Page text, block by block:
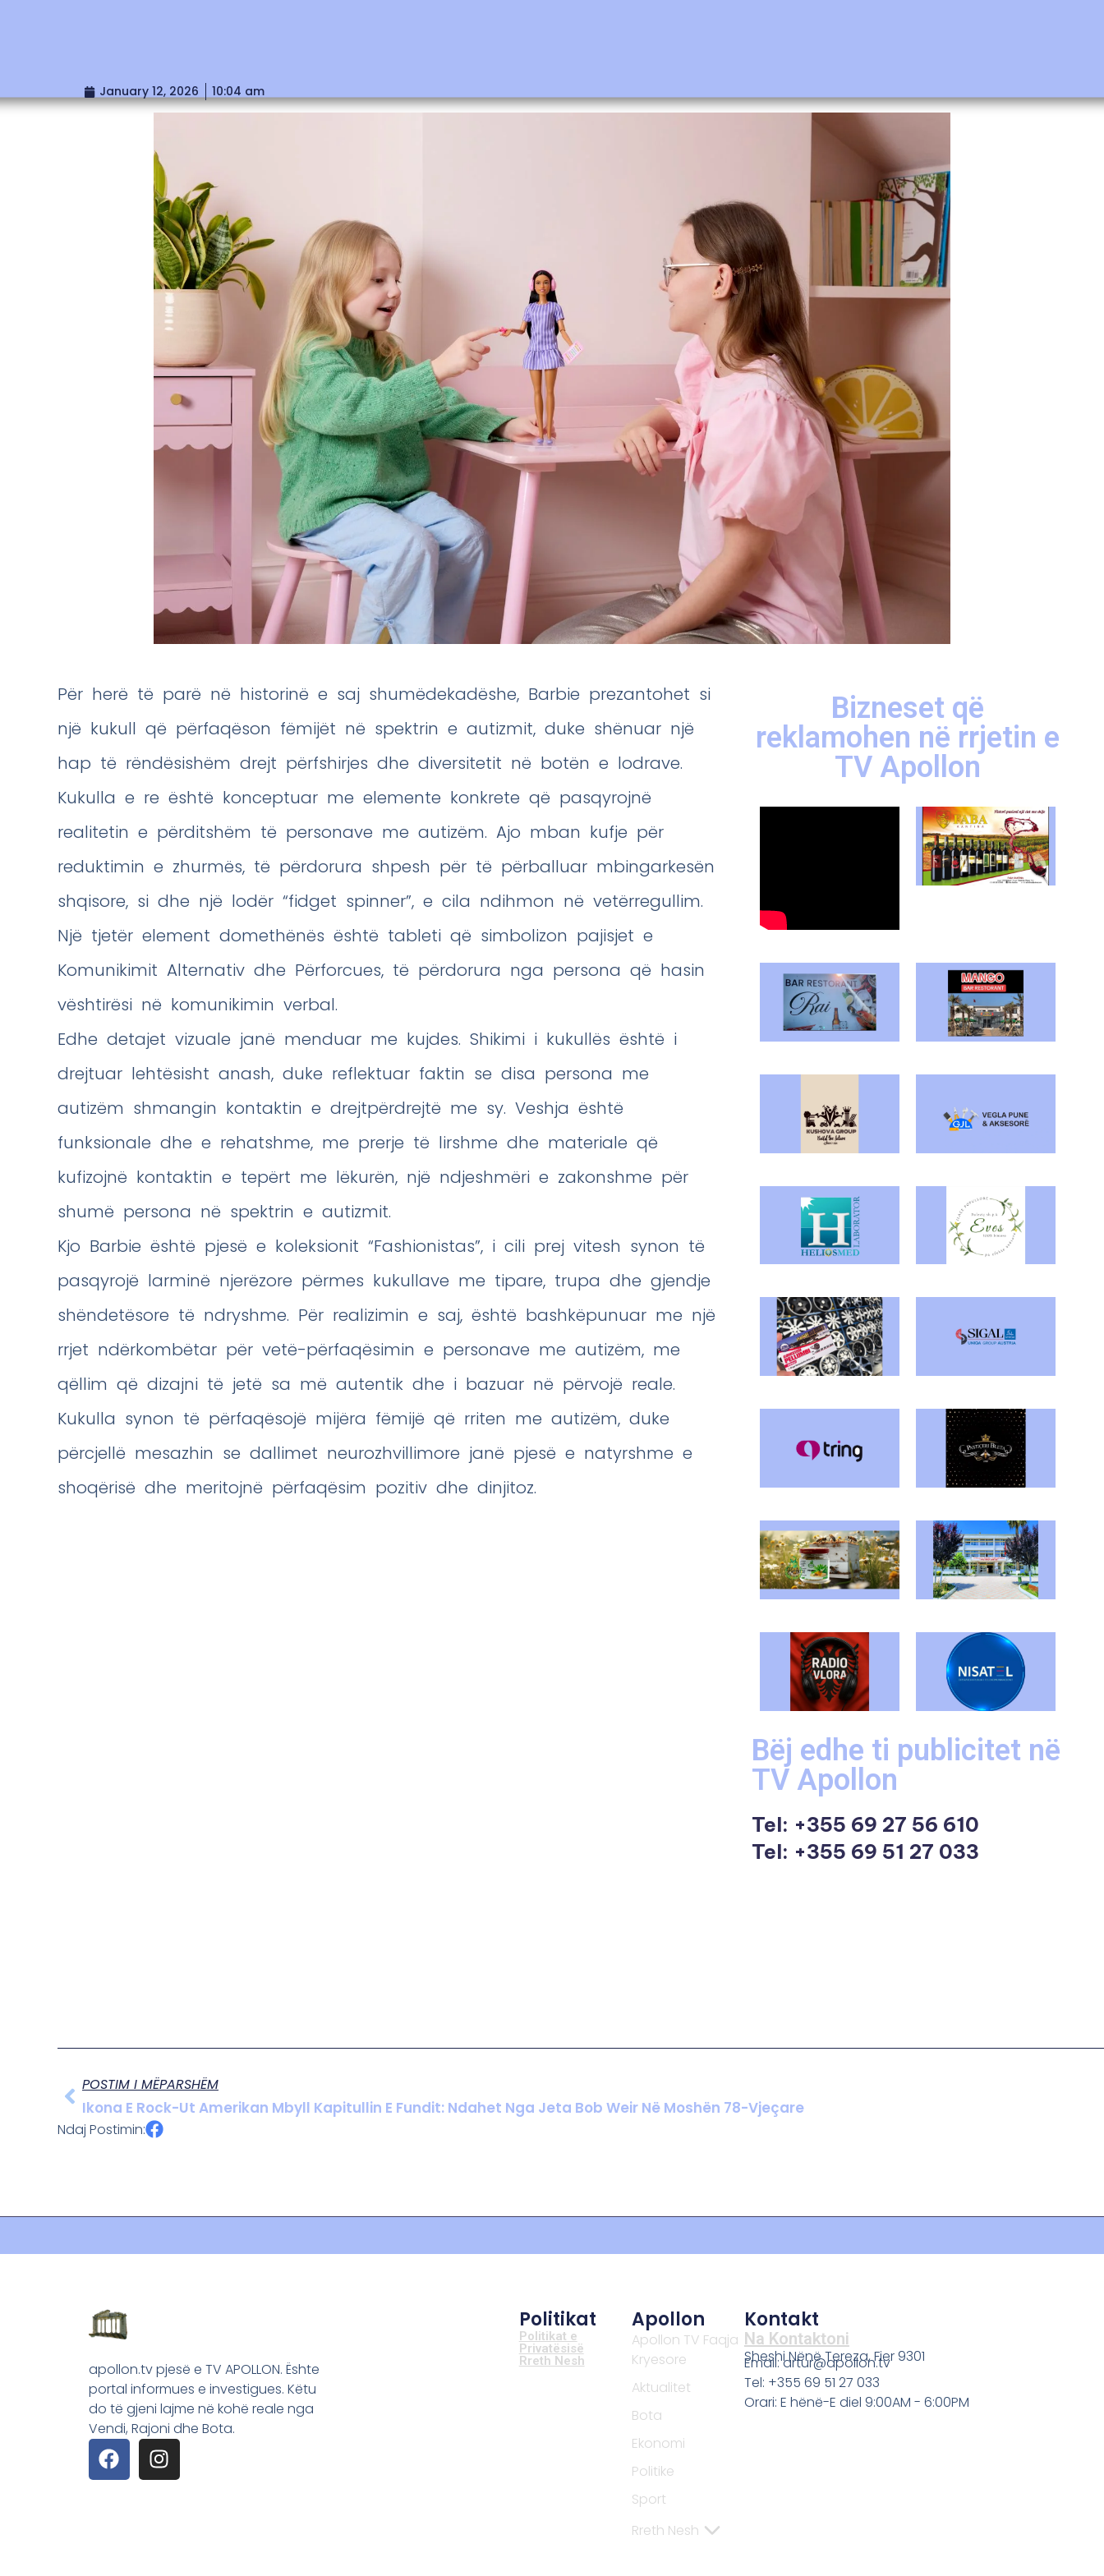
January 12, 2026 10:04 am
Për herë të parë në historinë e saj shumëdekadëshe, Barbie prezantohet si
një kukull që përfaqëson fëmijët në spektrin e autizmit, duke shënuar një
hap të rëndësishëm drejt përfshirjes dhe diversitetit në botën e lodrave.
Kukulla e re është konceptuar me elemente konkrete që pasqyrojnë
realitetin e përditshëm të personave me autizëm. Ajo mban kufje për
reduktimin e zhurmës, të përdorura shpesh për të përballuar mbingarkesën
shqisore, si dhe një lodër “fidget spinner”, e cila ndihmon në vetërregullim.
Një tjetër element domethënës është tableti që simbolizon pajisjet e
Komunikimit Alternativ dhe Përforcues, të përdorura nga persona që hasin
vështirësi në komunikimin verbal.
Edhe detajet vizuale janë menduar me kujdes. Shikimi i kukullës është i
drejtuar lehtësisht anash, duke reflektuar faktin se disa persona me
autizëm shmangin kontaktin e drejtpërdrejtë me sy. Veshja është
funksionale dhe e rehatshme, me prerje të lirshme dhe materiale që
kufizojnë kontaktin e tepërt me lëkurën, një ndjeshmëri e zakonshme për
shumë persona në spektrin e autizmit.
Kjo Barbie është pjesë e koleksionit “Fashionistas”, i cili prej vitesh synon të
pasqyrojë larminë njerëzore përmes kukullave me tipare, trupa dhe gjendje
shëndetësore të ndryshme. Për realizimin e saj, është bashkëpunuar me një
rrjet ndërkombëtar për vetë-përfaqësimin e personave me autizëm, me
qëllim që dizajni të jetë sa më autentik dhe i bazuar në përvojë reale.
Kukulla synon të përfaqësojë mijëra fëmijë që rriten me autizëm, duke
përcjellë mesazhin se dallimet neurozhvillimore janë pjesë e natyrshme e
shoqërisë dhe meritojnë përfaqësim pozitiv dhe dinjitoz.
Bizneset që
reklamohen në rrjetin e
TV Apollon
Bëj edhe ti publicitet në
TV Apollon
Tel: +355 69 27 56 610
Tel: +355 69 51 27 033
POSTIM I MËPARSHËM
Ikona E Rock-Ut Amerikan Mbyll Kapitullin E Fundit: Ndahet Nga Jeta Bob Weir Në Moshën 78-Vjeçare
Ndaj Postimin:
apollon.tv pjesë e TV APOLLON. Ështe
portal informues e investigues. Këtu
do të gjeni lajme në kohë reale nga
Vendi, Rajoni dhe Bota.
Politikat
Politikat e
Privatësisë
Rreth Nesh
Apollon
Apollon TV Faqja
Kryesore
Aktualitet
Bota
Ekonomi
Politike
Sport
Rreth Nesh
Kontakt
Na Kontaktoni
Sheshi Nënë Tereza, Fier 9301
Email: artur@apollon.tv
Tel: +355 69 51 27 033
Orari: E hënë-E diel 9:00AM - 6:00PM